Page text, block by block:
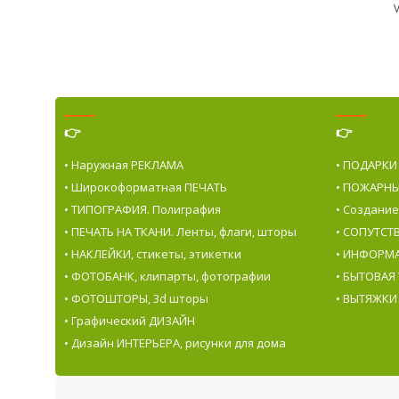
👉
• Наружная РЕКЛАМА
• Широкоформатная ПЕЧАТЬ
• ТИПОГРАФИЯ. Полиграфия
• ПЕЧАТЬ НА ТКАНИ. Ленты, флаги, шторы
• НАКЛЕЙКИ, стикеты, этикетки
• ФОТОБАНК, клипарты, фотографии
• ФОТОШТОРЫ, 3d шторы
• Графический ДИЗАЙН
• Дизайн ИНТЕРЬЕРА, рисунки для дома
👉
•
•
•
•
•
• БЫТОВАЯ
•